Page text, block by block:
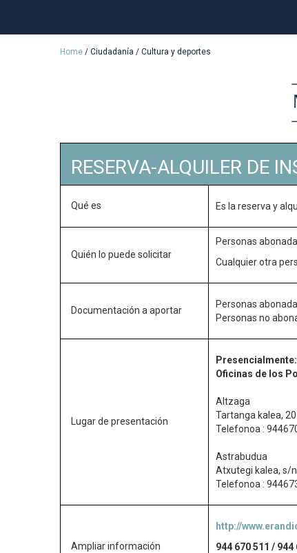
Home / Ciudadanía / Cultura y deportes
RESERVA-ALQUILER DE
Qué es Es la reserva y
Quién lo puede solicitar
Personas
Cualquier otra
Documentación a aportar
Personas
Personas no
Lugar de presentación
Presencialmente:
Oficinas de los
Altzaga
Tartanga kalea, 20
Telefonoa :
Astrabudua
Atxutegi kalea, s/n
Telefonoa :
Ampliar información
http://
944 670 511 / 944